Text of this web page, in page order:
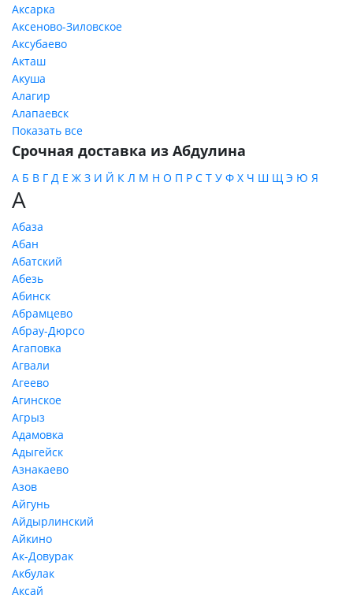
Аксарка
Аксеново-Зиловское
Аксубаево
Акташ
Акуша
Алагир
Алапаевск
Показать все
Срочная доставка из Абдулина
А Б В Г Д Е Ж З И Й К Л М Н О П Р С Т У Ф Х Ч Ш Щ Э Ю Я
А
Абаза
Абан
Абатский
Абезь
Абинск
Абрамцево
Абрау-Дюрсо
Агаповка
Агвали
Агеево
Агинское
Агрыз
Адамовка
Адыгейск
Азнакаево
Азов
Айгунь
Айдырлинский
Айкино
Ак-Довурак
Акбулак
Аксай